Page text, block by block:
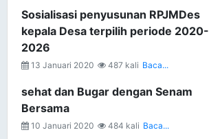
Sosialisasi penyusunan RPJMDes
kepala Desa terpilih periode 2020-
2026
13 Januari 2020 487 kali Baca...
sehat dan Bugar dengan Senam
Bersama
10 Januari 2020 484 kali Baca...